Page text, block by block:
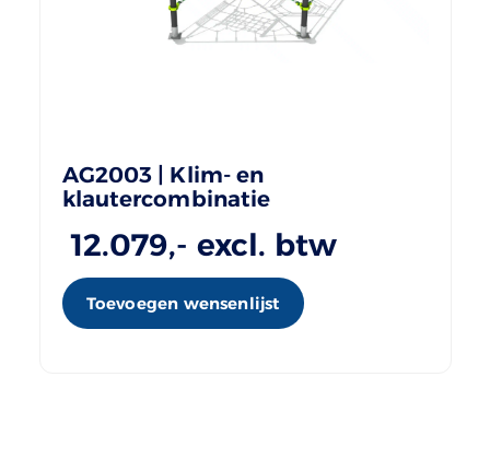
AG2003 | Klim- en
klautercombinatie
12.079,- excl. btw
Toevoegen wensenlijst